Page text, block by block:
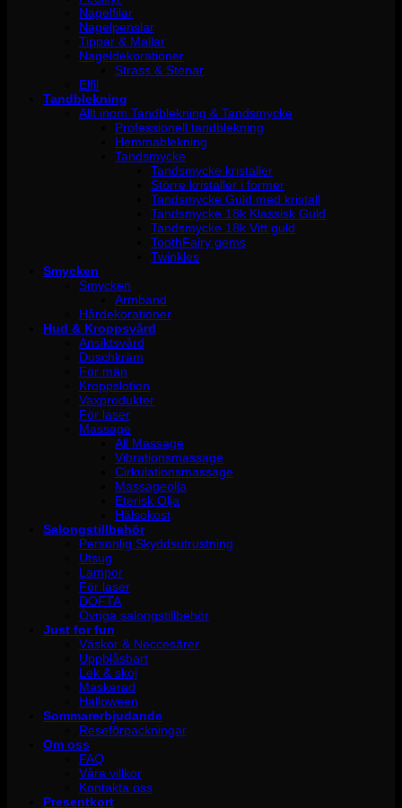
Nagelfilar
Nagelpenslar
Tippar & Mallar
Nageldekorationer
Strass & Stenar
Elfil
Tandblekning
Allt inom Tandblekning & Tandsmycke
Professionell tandblekning
Hemmablekning
Tandsmycke
Tandsmycke kristaller
Större kristaller i former
Tandsmycke Guld med kristall
Tandsmycke 18k Klassisk Guld
Tandsmycke 18k Vitt guld
ToothFairy gems
Twinkles
Smycken
Smycken
Armband
Hårdekorationer
Hud & Kroppsvård
Ansiktsvård
Duschkräm
För män
Kroppslotion
Vaxprodukter
För laser
Massage
All Massage
Vibrationsmassage
Cirkulationsmassage
Massageolja
Eterisk Olja
Hälsokost
Salongstillbehör
Personlig Skyddsutrustning
Utsug
Lampor
För laser
DOFTA
Övriga salongstillbehör
Just for fun
Väskor & Neccesärer
Uppblåsbart
Lek & skoj
Maskerad
Halloween
Sommarerbjudande
Reseförpackningar
Om oss
FAQ
Våra villkor
Kontakta oss
Presentkort